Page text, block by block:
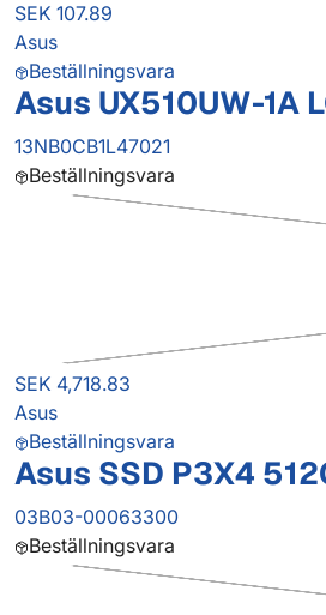
SEK 107.89
Asus
Beställningsvara
Asus UX510UW-1A
13NB0CB1L47021
Beställningsvara
SEK 4,718.83
Asus
Beställningsvara
Asus SSD P3X4
03B03-00063300
Beställningsvara